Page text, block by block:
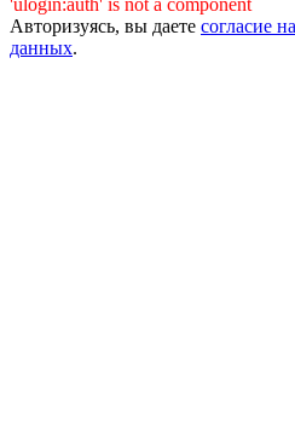
'ulogin:auth' is not a component
Авторизуясь, вы даете согласие
данных.